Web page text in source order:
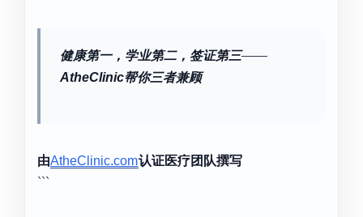
健康第一，学业第二，签证第三——
AtheClinic帮你三者兼顾
由AtheClinic.com认证医疗团队撰写
```